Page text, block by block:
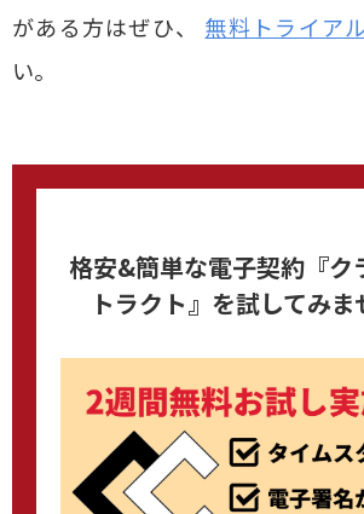
がある方はぜひ、 無料トライアル
い。
格安&簡単な電子契約『ク
トラクト』を試してみま